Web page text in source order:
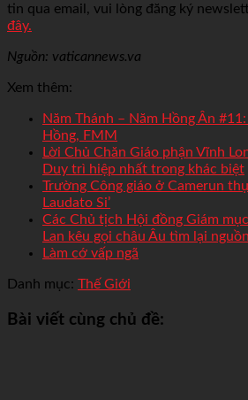
tin qua email, vui lòng đăng ký
đây.
Nguồn: vaticannews.va
Xem thêm:
Năm Thánh – Năm Hồng Ân
Hồng, FMM
Lời Chủ Chăn Giáo phận Vĩnh
Duy trì hiệp nhất trong khác biệt
Trường Công giáo ở Camerun
Laudato Si’
Các Chủ tịch Hội đồng Giám
Lan kêu gọi châu Âu tìm lại
Làm cớ vấp ngã
Danh mục: Thế Giới
Bài viết cùng chủ đề: